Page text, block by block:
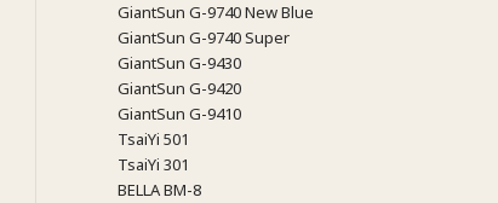
GiantSun G-9740 New Blue
GiantSun G-9740 Super
GiantSun G-9430
GiantSun G-9420
GiantSun G-9410
TsaiYi 501
TsaiYi 301
BELLA BM-8